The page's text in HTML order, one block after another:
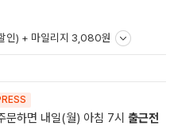
인) + 마일리지 3,080원
문하면 내일(월) 아침 7시 출근전